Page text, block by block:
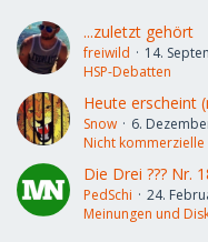
...zuletzt gehört
freiwild
14.
HSP-Debatten
Heute erscheint
Snow
6.
Nicht
Die Drei ??? Nr.
PedSchi
24.
Meinungen und